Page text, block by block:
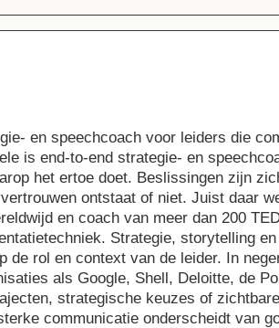
en speechcoach voor leiders die
is end-to-end strategie- en
het ertoe doet. Beslissingen zijn
ontstaat of niet. Juist daar
en coach van meer dan 200
Strategie, storytelling
de rol en context van de leider. In
als Google, Shell, Deloitte, de
strategische keuzes of
communicatie onderscheidt van